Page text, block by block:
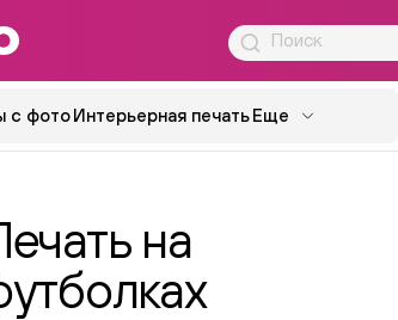
с фото Интерьерная печать Еще
на